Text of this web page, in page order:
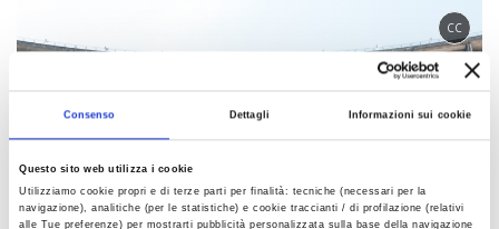
Consenso Dettagli Informazioni sui cookie
Questo sito web utilizza i cookie
Utilizziamo cookie propri e di terze parti per finalità: tecniche (necessari per la
navigazione), analitiche (per le statistiche) e cookie traccianti / di profilazione (relativi
alle Tue preferenze) per mostrarti pubblicità personalizzata sulla base della navigazione
CC